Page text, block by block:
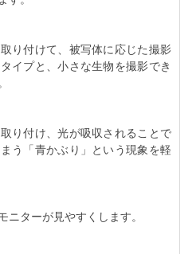
り付けて、被写体に応じた撮影
イプと、小さな生物を撮影でき
り付け、光が吸収されることで
う「青かぶり」という現象を軽
ニターが見やすくします。